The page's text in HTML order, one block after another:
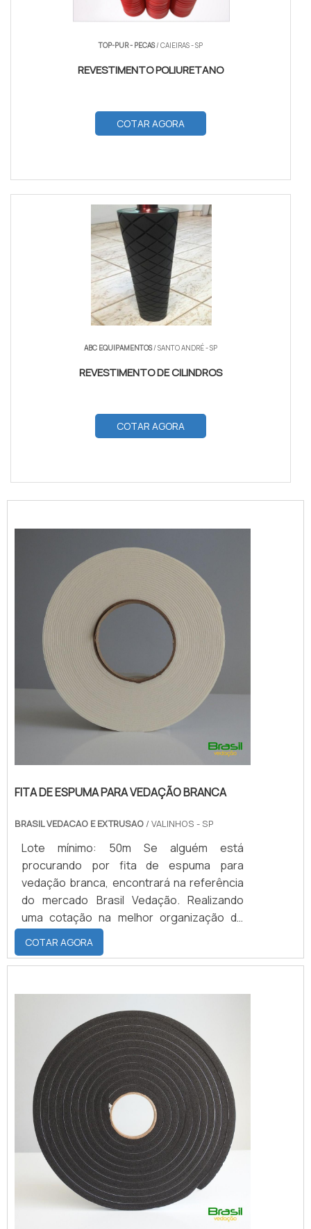
TOP-PUR - PECAS/ CAIEIRAS - SP
REVESTIMENTO POLIURETANO
COTAR AGORA
ABC EQUIPAMENTOS/ SANTO ANDRÉ - SP
REVESTIMENTO DE CILINDROS
COTAR AGORA
FITA DE ESPUMA PARA VEDAÇÃO BRANCA
BRASIL VEDACAO E EXTRUSAO / VALINHOS - SP
Lote mínimo: 50m Se alguém está
procurando por fita de espuma para
vedação branca, encontrará na referência
do mercado Brasil Vedação. Realizando
uma cotação na melhor organização do
ramo e descobrindo a maior referência de
qualidade da área de atuação.Quando a
busca é por fita de espuma para vedação
que não desbotam ou amarelam.MAIS
SOBRE FITA DE ESPUMA P...
COTAR AGORA